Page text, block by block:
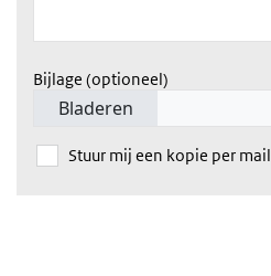
Bijlage (optioneel)
Bladeren
Stuur mij een kopie per mail